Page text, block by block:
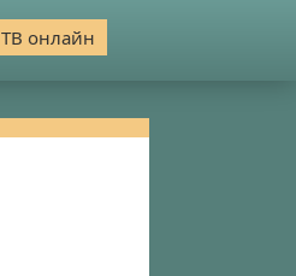
ТВ онлайн